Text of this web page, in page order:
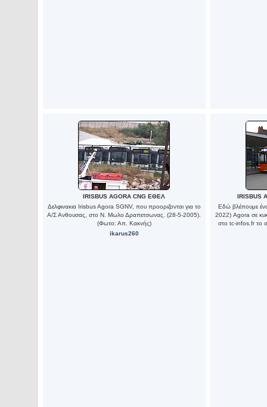
IRISBUS AGORA CNG ΕΘΕΛ
Δελφινακια Irisbus Agora SGNV, που προοριζονται για το
Α/Σ Ανθουσας, στο Ν. Μωλο Δραπετσωνας. (28-5-2005).
(Φωτο: Απ. Κακνής)
ikarus260
IRISBUS
Εδώ βλέπουμε
2022) Agora σε
στο tc-infos.fr το